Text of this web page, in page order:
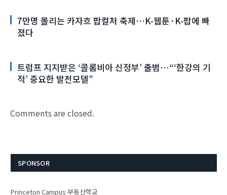
7만명 몰리는 카자흐 팝컬처 축제…K-웹툰·K-팝에 빠
졌다
트럼프 지지받은 ‘콜롬비아 신정부’ 출범…“‘한강의 기
적’ 중요한 발전모델”
Comments are closed.
SPONSOR
Princeton Campus 부동산학교